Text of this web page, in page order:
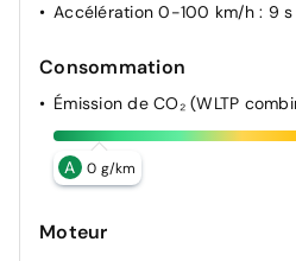
Accélération 0-100 km/h : 9 s
Consommation
Émission de CO₂ (WLTP
A 0 g/km
Moteur